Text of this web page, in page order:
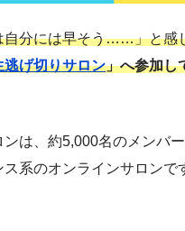
自分には早そう……」と感
逃げ切りサロン」へ参加し
ンは、約5,000名のメンバ
系のオンラインサロンで